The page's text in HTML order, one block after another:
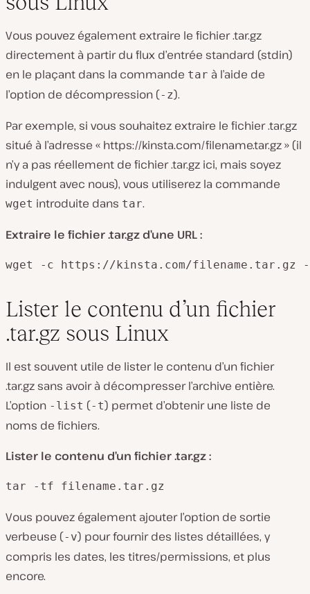
Vous pouvez également extraire le fichier .tar.gz
directement à partir du flux d’entrée standard (stdin)
en le plaçant dans la commande tar à l’aide de
l’option de décompression (-z).
Par exemple, si vous souhaitez extraire le fichier .tar.gz
situé à l’adresse « https://kinsta.com/filename.tar.gz » (il
n’y a pas réellement de fichier .tar.gz ici, mais soyez
indulgent avec nous), vous utiliserez la commande
wget introduite dans tar.
Extraire le fichier .tar.gz d’une URL :
wget -c https://kinsta.com/filename.tar.gz
Lister le contenu d’un fichier
.tar.gz sous Linux
Il est souvent utile de lister le contenu d’un fichier
.tar.gz sans avoir à décompresser l’archive entière.
L’option -list (-t) permet d’obtenir une liste de
noms de fichiers.
Lister le contenu d’un fichier .tar.gz :
tar -tf filename.tar.gz
Vous pouvez également ajouter l’option de sortie
verbeuse (-v) pour fournir des listes détaillées, y
compris les dates, les titres/permissions, et plus
encore.